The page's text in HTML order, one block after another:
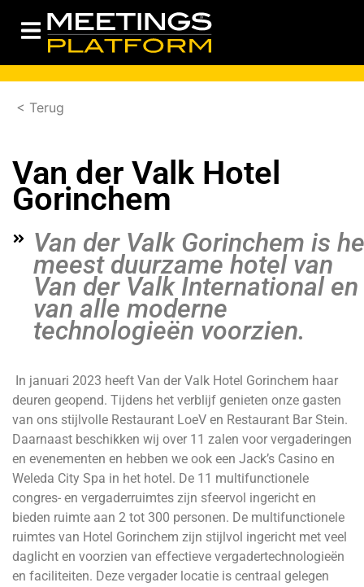
< Terug
Van der Valk Hotel
Gorinchem
Van der Valk Gorinchem is
meest duurzame hotel van
Van der Valk International en
van alle moderne
technologieën voorzien.
In januari 2023 heeft Van der Valk Hotel Gorinchem haar
deuren geopend. Tijdens het verblijf genieten onze gasten
van ons stijlvolle Restaurant LoeV en Restaurant Bar Stein.
Daarnaast beschikken wij over 11 zalen voor vergaderingen
en evenementen en hebben we ook een Jack’s Casino en
Weleda City Spa in het hotel. De 11 multifunctionele
congres- en vergaderruimtes zijn sfeervol ingericht en
bieden ruimte aan 2 tot 300 personen. De multifunctionele
ruimtes van Hotel Gorinchem zijn stijlvol ingericht met veel
daglicht en voorzien van effectieve vergadertechnologieën
en faciliteiten. Deze vergader locatie is centraal gelegen